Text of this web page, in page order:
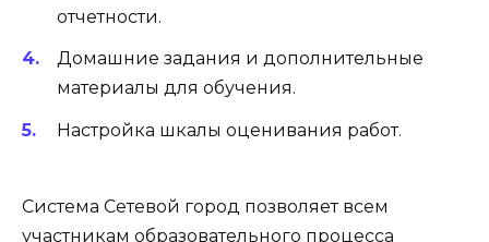
отчетности.
Домашние задания и дополнительные
материалы для обучения.
Настройка шкалы оценивания работ.
Система Сетевой город позволяет всем
участникам образовательного процесса